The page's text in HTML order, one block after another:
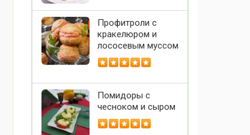
Профитроли с
кракелюром и
лососевым муссом
Помидоры с
чесноком и сыром